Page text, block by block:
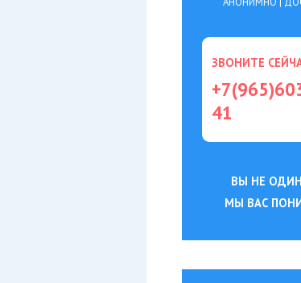
ЗВОНИТЕ
41
ВЫ НЕ
МЫ ВАС